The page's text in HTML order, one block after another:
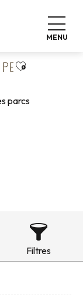
MENU
Ajouter aux
parcs
Filtres